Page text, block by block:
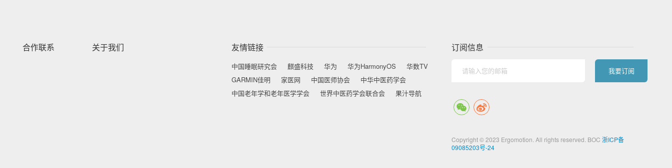
合作联系 关于我们 友情链接
中国睡眠研究会 麒盛科技 华为 华为HarmonyOS
华数TV
GARMIN佳明
家医网 中国医师协会
中华中医药学会
中国老年学和老年医学学会
世界中医药学会联合会 果汁导航
订阅信息
Copyright © 2023 Ergomotion. All rights reserved. BOC浙ICP备
09085203号-24